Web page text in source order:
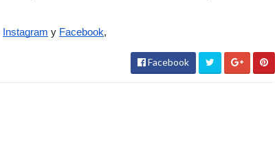
Instagram y Facebook,
Facebook